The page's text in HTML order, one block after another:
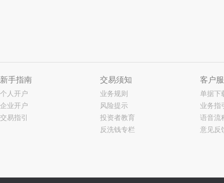
新手指南
个人开户
企业开户
交易指引
交易须知
业务规则
风险提示
投资者教育
反洗钱专栏
客户
单据下
业务指
语音流
意见反